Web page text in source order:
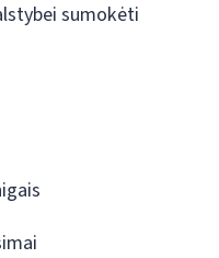
sumokėti